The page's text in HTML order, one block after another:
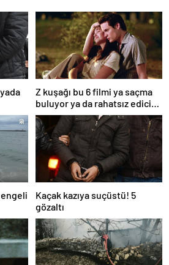
Z kuşağı bu 6 filmi ya saçma
buluyor ya da rahatsız edici
ve toksik!
engeli
Kaçak kazıya suçüstü! 5
gözaltı